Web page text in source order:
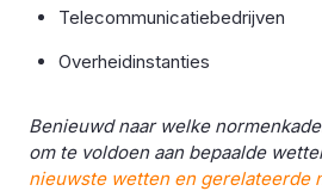
Telecommunicatiebedrijven
Overheidinstanties
Benieuwd naar welke
om te voldoen aan bepaalde
nieuwste wetten en gerelateerde